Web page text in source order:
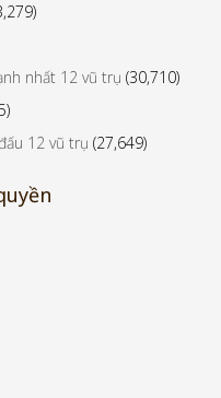
nhất 12 vũ trụ (30,710)
12 vũ trụ (27,649)